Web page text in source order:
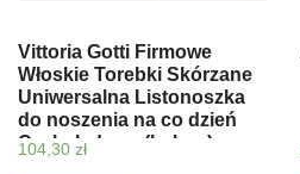
Vittoria Gotti Firmowe
Włoskie Torebki Skórzane
Uniwersalna Listonoszka
do noszenia na co dzień
Czekoladowa (kolory)
104,30 zł